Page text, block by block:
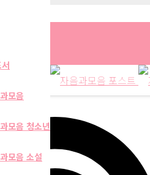
모음
모음 청소년
모음 소설계간지